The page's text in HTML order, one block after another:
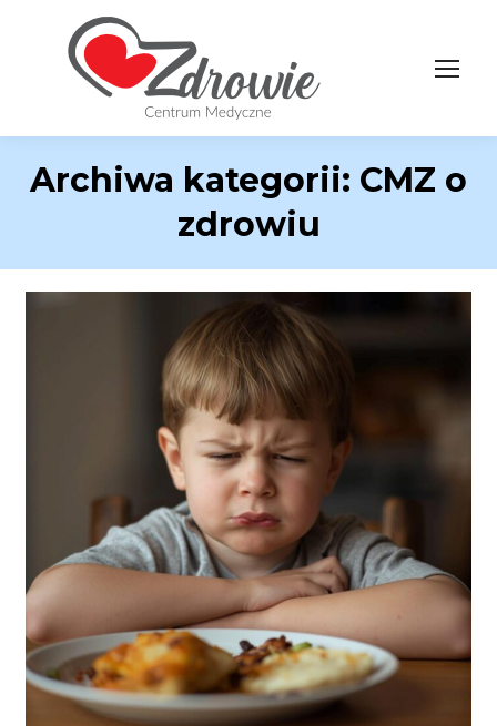
Archiwa kategorii: CMZ o
zdrowiu